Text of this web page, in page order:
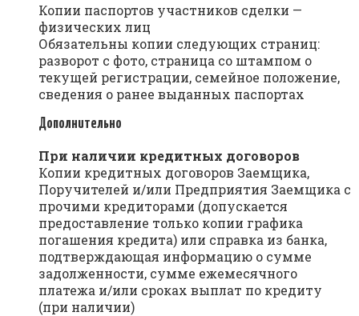
Копии паспортов участников сделки —
физических лиц
Обязательны копии следующих страниц:
разворот с фото, страница со штампом о
текущей регистрации, семейное положение,
сведения о ранее выданных паспортах
Дополнительно
При наличии кредитных договоров
Копии кредитных договоров Заемщика,
Поручителей и/или Предприятия Заемщика с
прочими кредиторами (допускается
предоставление только копии графика
погашения кредита) или справка из банка,
подтверждающая информацию о сумме
задолженности, сумме ежемесячного
платежа и/или сроках выплат по кредиту
(при наличии)